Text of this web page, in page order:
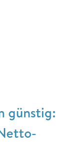
günstig: